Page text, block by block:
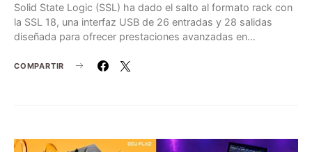
Solid State Logic (SSL) ha dado el salto al formato rack con
la SSL 18, una interfaz USB de 26 entradas y 28 salidas
diseñada para ofrecer prestaciones avanzadas en…
COMPARTIR